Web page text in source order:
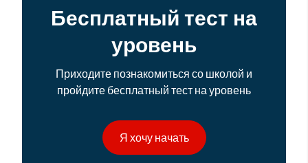
Бесплатный тест на
уровень
Приходите познакомиться со школой и
пройдите бесплатный тест на уровень
Я хочу начать